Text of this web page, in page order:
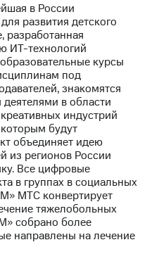
в России
развития детского
разработанная
ИТ-технологий
курсы
под
знакомятся
в области
индустрий
будут
объединяет идею
из регионов России
Все цифровые
в группах в социальных
МТС конвертирует
тяжелобольных
собрано более
направлены на лечение